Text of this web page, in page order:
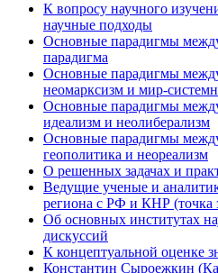
К вопросу научного
научные подходы
Основные парадигмы
парадигма
Основные парадигмы
неомарксизм и мир-
Основные парадигмы
идеализм и неолиберализм
Основные парадигмы
геополитика и неореализм
О решенных задачах и
Ведущие ученые и
региона с РФ и КНР (точка
Об основных институтах
дискуссий
К концептуальной оценке
Константин Сыроежкин